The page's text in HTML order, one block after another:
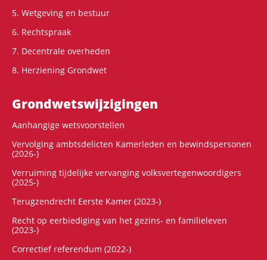
5. Wetgeving en bestuur
6. Rechtspraak
7. Decentrale overheden
8. Herziening Grondwet
Grondwets­wijzigingen
Aanhangige wetsvoorstellen
Vervolging ambtsdelicten Kamerleden en bewindspersonen
(2026-)
Verruiming tijdelijke vervanging volksvertegenwoordigers
(2025-)
Terugzendrecht Eerste Kamer (2023-)
Recht op eerbiediging van het gezins- en familieleven
(2023-)
Correctief referendum (2022-)